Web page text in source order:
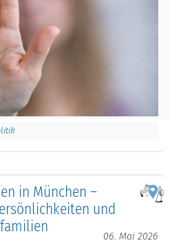
in München –
und
06. Mai 2026